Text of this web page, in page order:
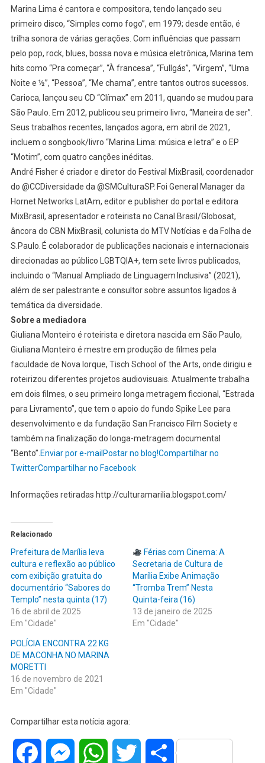
Marina Lima é cantora e compositora, tendo lançado seu
primeiro disco, “Simples como fogo”, em 1979; desde então, é
trilha sonora de várias gerações. Com influências que passam
pelo pop, rock, blues, bossa nova e música eletrônica, Marina tem
hits como “Pra começar”, “À francesa”, “Fullgás”, “Virgem”, “Uma
Noite e ½”, “Pessoa”, “Me chama”, entre tantos outros sucessos.
Carioca, lançou seu CD “Clímax” em 2011, quando se mudou para
São Paulo. Em 2012, publicou seu primeiro livro, “Maneira de ser”.
Seus trabalhos recentes, lançados agora, em abril de 2021,
incluem o songbook/livro “Marina Lima: música e letra” e o EP
“Motim”, com quatro canções inéditas.
André Fisher é criador e diretor do Festival MixBrasil, coordenador
do @CCDiversidade da @SMCulturaSP. Foi General Manager da
Hornet Networks LatAm, editor e publisher do portal e editora
MixBrasil, apresentador e roteirista no Canal Brasil/Globosat,
âncora do CBN MixBrasil, colunista do MTV Notícias e da Folha de
S.Paulo. É colaborador de publicações nacionais e internacionais
direcionadas ao público LGBTQIA+, tem sete livros publicados,
incluindo o “Manual Ampliado de Linguagem Inclusiva” (2021),
além de ser palestrante e consultor sobre assuntos ligados à
temática da diversidade.
Sobre a mediadora
Giuliana Monteiro é roteirista e diretora nascida em São Paulo,
Giuliana Monteiro é mestre em produção de filmes pela
faculdade de Nova Iorque, Tisch School of the Arts, onde dirigiu e
roteirizou diferentes projetos audiovisuais. Atualmente trabalha
em dois filmes, o seu primeiro longa metragem ficcional, “Estrada
para Livramento”, que tem o apoio do fundo Spike Lee para
desenvolvimento e da fundação San Francisco Film Society e
também na finalização do longa-metragem documental
“Bento”.Enviar por e-mail Postar no blog!Compartilhar no
TwitterCompartilhar no Facebook
Informações retiradas http://culturamarilia.blogspot.com/
Relacionado
Prefeitura de Marília leva
cultura e reflexão ao público
com exibição gratuita do
documentário “Sabores do
Templo” nesta quinta (17)
16 de abril de 2025
Em "Cidade"
Férias com Cinema: A
Secretaria de Cultura de
Marília Exibe Animação
“Tromba Trem” Nesta
Quinta-feira (16)
13 de janeiro de 2025
Em "Cidade"
POLÍCIA ENCONTRA 22 KG
DE MACONHA NO MARINA
MORETTI
16 de novembro de 2021
Em "Cidade"
Compartilhar esta notícia agora:
Facebook MessengerWhatsAppTwitter Share